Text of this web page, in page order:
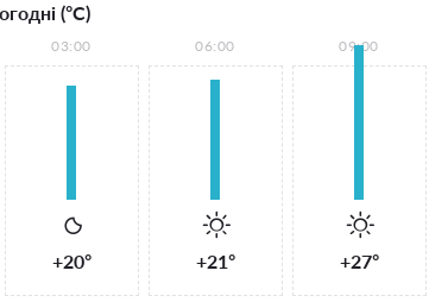
(°С)
03:00
+20°
06:00
+21°
09:00
+27°